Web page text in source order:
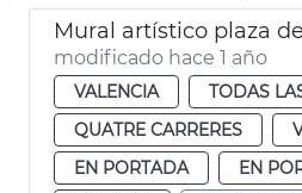
Mural artístico plaza
modificado hace 1 año
VALENCIA
TODAS
QUATRE CARRERES
EN PORTADA
EN